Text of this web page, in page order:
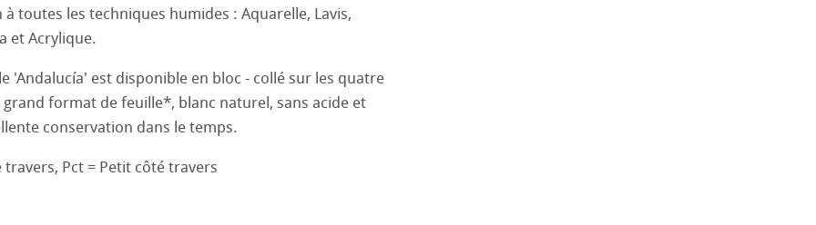
Rag
Pastel
au Crayon
et Dessin
toutes les techniques humides : Aquarelle, Lavis,
et Acrylique.
'Andalucía' est disponible en bloc - collé sur les quatre
grand format de feuille*, blanc naturel, sans acide et
conservation dans le temps.
Pct = Petit côté travers